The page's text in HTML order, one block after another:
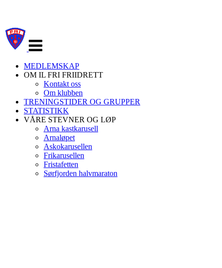
navigasjon
MEDLEMSKAP
OM IL FRI FRIIDRETT
Kontakt oss
Om klubben
TRENINGSTIDER OG GRUPPER
STATISTIKK
VÅRE STEVNER OG LØP
Arna kastkarusell
Arnaløpet
Askokarusellen
Frikarusellen
Fristafetten
Sørfjorden halvmaraton